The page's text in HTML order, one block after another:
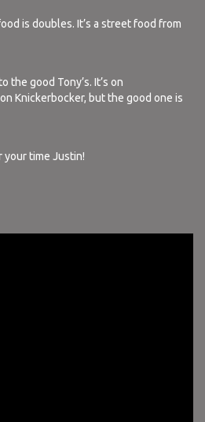
is doubles. It’s a street food from
the good Tony’s. It’s on
Knickerbocker, but the good one is
your time Justin!